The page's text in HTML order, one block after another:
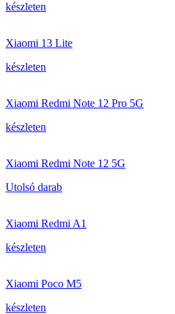
készleten
Xiaomi 13 Lite
készleten
Xiaomi Redmi Note 12 Pro 5G
készleten
Xiaomi Redmi Note 12 5G
Utolsó darab
Xiaomi Redmi A1
készleten
Xiaomi Poco M5
készleten